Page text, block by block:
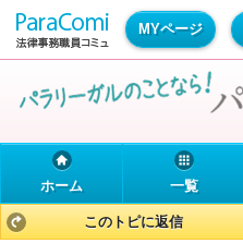
MYページ
ホーム 一覧
このトピに返信